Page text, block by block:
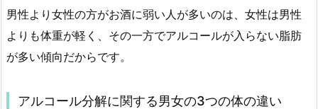
男性より女性の方がお酒に弱い人が多いのは、女性は男性
よりも体重が軽く、その一方でアルコールが入らない脂肪
が多い傾向だからです。
アルコール分解に関する男女の3つの体の違い